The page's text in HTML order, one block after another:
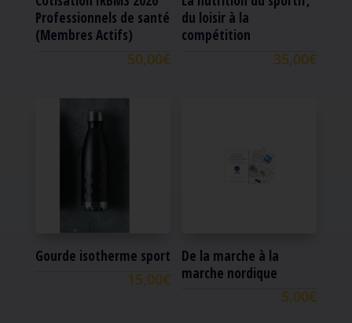
Professionnels de santé
(Membres Actifs)
50,00€
du loisir à la
compétition
35,00€
Gourde isotherme sport
15,00€
De la marche à la
marche nordique
5,00€